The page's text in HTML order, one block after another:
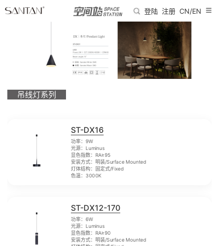
登陆 注册 CN/EN
吊线灯系列
ST-DX16
功率：9W
光源：Luminus
显色指数：RA≥95
安装方式：明装/Surface Mounted
灯体结构：固定式/Fixed
色温：3000K
ST-DX12-170
功率：6W
光源：Luminus
显色指数：RA≥90
安装方式：明装/Surface Mounted